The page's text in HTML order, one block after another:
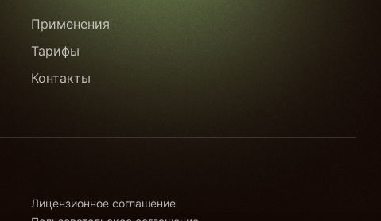
Применения
Тарифы
Контакты
Лицензионное соглашение